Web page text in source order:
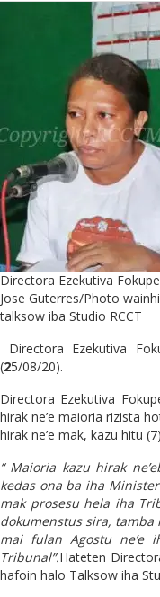
Directora Ezekutiva
Jose Guterres/Photo
talksow iba Studio RCCT
Directora Ezekutiva
(25/08/20).
Directora Ezekutiva
hirak ne’e maioria rizista
hirak ne’e mak, kazu hitu
“ Maioria kazu hirak
kedas ona ba iha
mak prosesu hela iha
dokumenstus sira, tamba
mai fulan Agostu ne’e
Tribunal”.Hateten
hafoin halo Talksow iha